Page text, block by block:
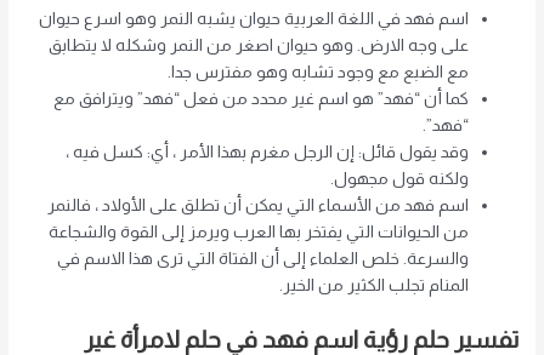
اسم فهد في اللغة العربية حيوان يشبه النمر وهو اسرع حيوان
على وجه الارض. وهو حيوان اصغر من النمر وشكله لا يتطابق
مع الضبع مع وجود تشابه وهو مفترس جدا.
كما أن “فهد” هو اسم غير محدد من فعل “فهد” ويترافق مع
“فهد”.
وقد يقول قائل: إن الرجل مغرم بهذا الأمر ، أي: كسل فيه ،
ولكنه قول مجهول.
اسم فهد من الأسماء التي يمكن أن تطلق على الأولاد ، فالنمر
من الحيوانات التي يفتخر بها العرب ويرمز إلى القوة والشجاعة
والسرعة. خلص العلماء إلى أن الفتاة التي ترى هذا الاسم في
المنام تجلب الكثير من الخير.
تفسير حلم رؤية اسم فهد في حلم لامرأة غير